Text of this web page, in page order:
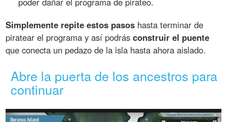
Simplemente repite estos pasos hasta terminar de
piratear el programa y así podrásconstruir el puente
que conecta un pedazo de la isla hasta ahora aislado.
Abre la puerta de los ancestros para
continuar